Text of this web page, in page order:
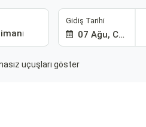
Gidiş Tarihi
07 Ağu, Cum
uçuşları göster